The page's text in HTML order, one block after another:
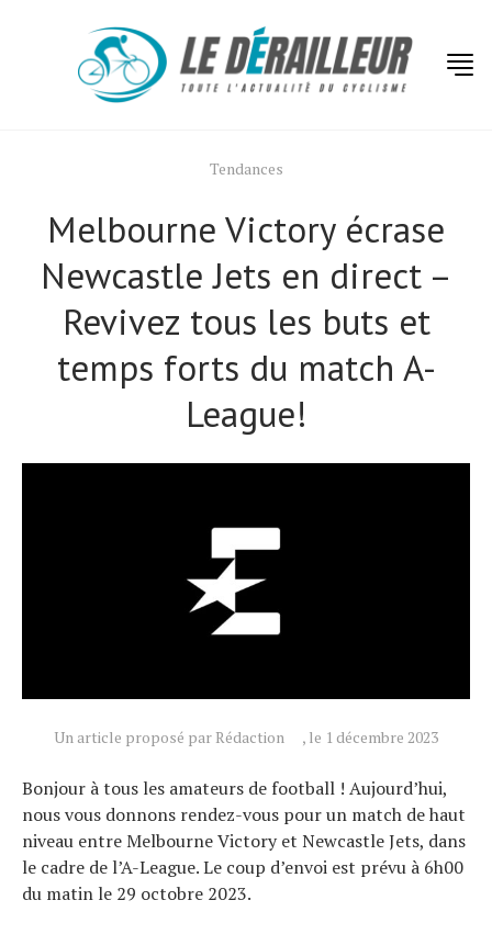
Tendances
Melbourne Victory écrase
Newcastle Jets en direct –
Revivez tous les buts et
temps forts du match A-
League!
Un article proposé par Rédaction , le 1 décembre 2023
Bonjour à tous les amateurs de football ! Aujourd’hui,
nous vous donnons rendez-vous pour un match de haut
niveau entre Melbourne Victory et Newcastle Jets, dans
le cadre de l’A-League. Le coup d’envoi est prévu à 6h00
du matin le 29 octobre 2023.
Actualités
Conseils